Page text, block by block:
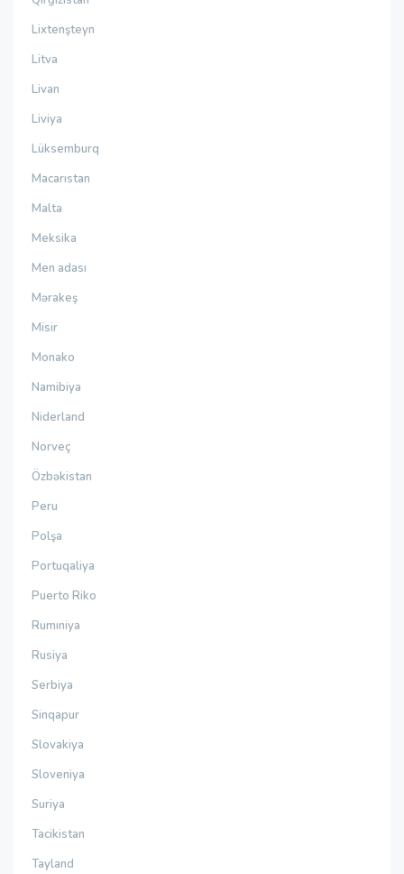
Lixtenşteyn
Litva
Livan
Liviya
Lüksemburq
Macarıstan
Malta
Meksika
Men adası
Mərakeş
Misir
Monako
Namibiya
Niderland
Norveç
Özbəkistan
Peru
Polşa
Portuqaliya
Puerto Riko
Rumıniya
Rusiya
Serbiya
Sinqapur
Slovakiya
Sloveniya
Suriya
Tacikistan
Tayland